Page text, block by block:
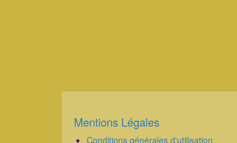
Corps
Mentions Légales
Conditions générales d'utilisation